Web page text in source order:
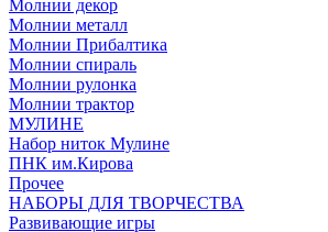
Молнии декор
Молнии металл
Молнии Прибалтика
Молнии спираль
Молнии рулонка
Молнии трактор
МУЛИНЕ
Набор ниток Мулине
ПНК им.Кирова
Прочее
НАБОРЫ ДЛЯ ТВОРЧЕСТВА
Развивающие игры